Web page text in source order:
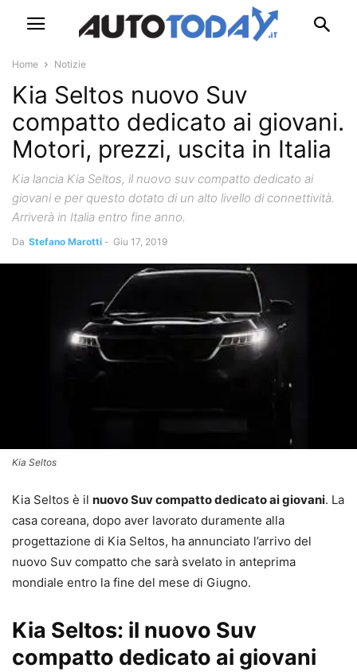
Home Notizie
Kia Seltos nuovo Suv
compatto dedicato ai giovani.
Motori, prezzi, uscita in Italia
Kia lancia Kia Seltos, il nuovo suv compatto dedicato ai
giovani e per questo dotato di un alto livello di connettività.
Arriverà in Italia entro fine anno.
Da Stefano Marotti - Giu 17, 2019
Kia Seltos
Kia Seltos è il nuovo Suv compatto dedicato ai giovani. La
casa coreana, dopo aver lavorato duramente alla
progettazione di Kia Seltos, ha annunciato l’arrivo del
nuovo Suv compatto che sarà svelato in anteprima
mondiale entro la fine del mese di Giugno.
Kia Seltos: il nuovo Suv
compatto dedicato ai giovani